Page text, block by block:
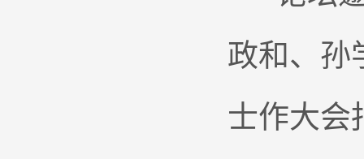
政和、孙
士作大会